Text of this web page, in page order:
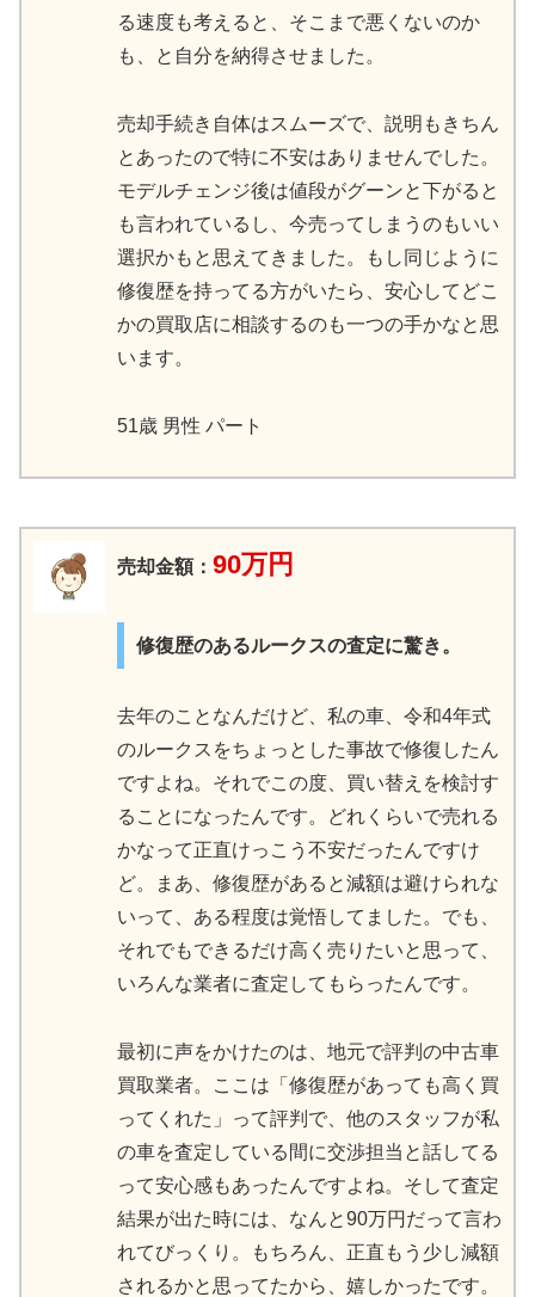
る速度も考えると、そこまで悪くないのか
も、と自分を納得させました。
売却手続き自体はスムーズで、説明もきちん
とあったので特に不安はありませんでした。
モデルチェンジ後は値段がグーンと下がると
も言われているし、今売ってしまうのもいい
選択かもと思えてきました。もし同じように
修復歴を持ってる方がいたら、安心してどこ
かの買取店に相談するのも一つの手かなと思
います。
51歳 男性 パート
売却金額： 90万円
修復歴のあるルークスの査定に驚き。
去年のことなんだけど、私の車、令和4年式
のルークスをちょっとした事故で修復したん
ですよね。それでこの度、買い替えを検討す
ることになったんです。どれくらいで売れる
かなって正直けっこう不安だったんですけ
ど。まあ、修復歴があると減額は避けられな
いって、ある程度は覚悟してました。でも、
それでもできるだけ高く売りたいと思って、
いろんな業者に査定してもらったんです。
最初に声をかけたのは、地元で評判の中古車
買取業者。ここは「修復歴があっても高く買
ってくれた」って評判で、他のスタッフが私
の車を査定している間に交渉担当と話してる
って安心感もあったんですよね。そして査定
結果が出た時には、なんと90万円だって言わ
れてびっくり。もちろん、正直もう少し減額
されるかと思ってたから、嬉しかったです。